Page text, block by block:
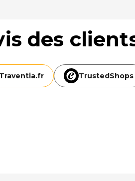
des
Traventia.fr TrustedShops